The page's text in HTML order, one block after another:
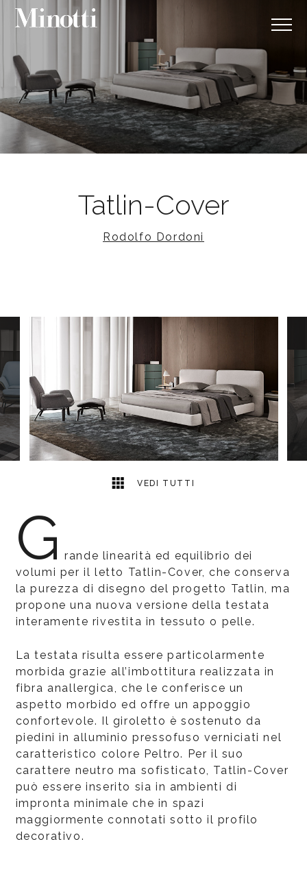
Tatlin-Cover
Rodolfo Dordoni
VEDI TUTTI
3 2
G rande linearità ed equilibrio dei
volumi per il letto Tatlin-Cover, che conserva
la purezza di disegno del progetto Tatlin, ma
propone una nuova versione della testata
interamente rivestita in tessuto o pelle.
La testata risulta essere particolarmente
morbida grazie all’imbottitura realizzata in
fibra anallergica, che le conferisce un
aspetto morbido ed offre un appoggio
confortevole. Il giroletto è sostenuto da
piedini in alluminio pressofuso verniciati nel
caratteristico colore Peltro. Per il suo
carattere neutro ma sofisticato, Tatlin-Cover
può essere inserito sia in ambienti di
impronta minimale che in spazi
maggiormente connotati sotto il profilo
decorativo.